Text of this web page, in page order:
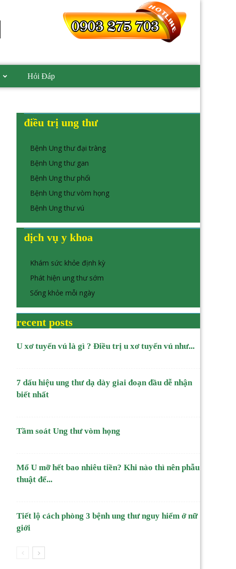
Hỏi Đáp
điều trị ung thư
Bệnh Ung thư đại tràng
Bệnh Ung thư gan
Bệnh Ung thư phổi
Bệnh Ung thư vòm họng
Bệnh Ung thư vú
dịch vụ y khoa
Khám sức khỏe định kỳ
Phát hiện ung thư sớm
Sống khỏe mỗi ngày
recent posts
U xơ tuyến vú là gì ? Điều trị u xơ tuyến vú như...
7 dấu hiệu ung thư dạ dày giai đoạn đầu dễ nhận
biết nhất
Tầm soát Ung thư vòm họng
Mổ U mỡ hết bao nhiêu tiền? Khi nào thì nên phẫu
thuật để...
Tiết lộ cách phòng 3 bệnh ung thư nguy hiểm ở nữ
giới